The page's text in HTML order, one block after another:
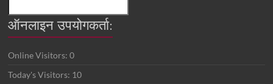
ऑनलाइन उपयोगकर्ता:
Online Visitors:0
Today's Visitors: 10